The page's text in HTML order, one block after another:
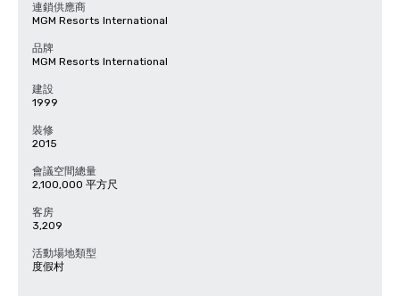
連鎖供應商
MGM Resorts International
品牌
MGM Resorts International
建設
1999
裝修
2015
會議空間總量
2,100,000 平方尺
客房
3,209
活動場地類型
度假村